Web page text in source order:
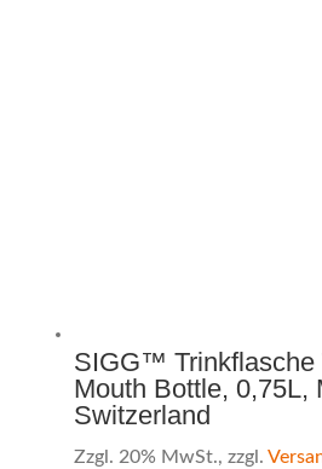
SIGG™ Trinkflasche
Mouth Bottle, 0,75L,
Switzerland
Zzgl. 20% MwSt., zzgl.